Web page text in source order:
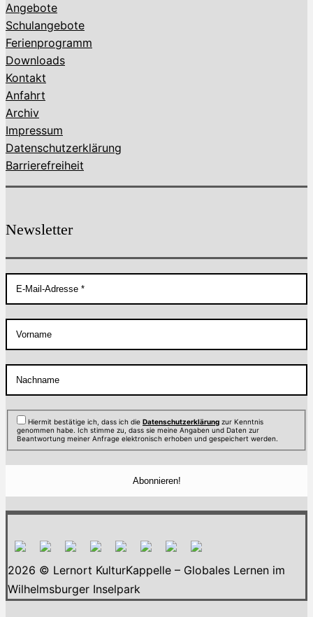
Angebote
Schulangebote
Ferienprogramm
Downloads
Kontakt
Anfahrt
Archiv
Impressum
Datenschutzerklärung
Barrierefreiheit
Newsletter
Hiermit bestätige ich, dass ich die Datenschutzerklärung zur Kenntnis
genommen habe. Ich stimme zu, dass sie meine Angaben und Daten zur
Beantwortung meiner Anfrage elektronisch erhoben und gespeichert werden.
2026 © Lernort KulturKappelle – Globales Lernen im
Wilhelmsburger Inselpark